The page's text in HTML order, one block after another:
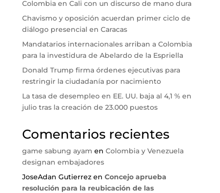
Colombia en Cali con un discurso de mano dura
Chavismo y oposición acuerdan primer ciclo de
diálogo presencial en Caracas
Mandatarios internacionales arriban a Colombia
para la investidura de Abelardo de la Espriella
Donald Trump firma órdenes ejecutivas para
restringir la ciudadanía por nacimiento
La tasa de desempleo en EE. UU. baja al 4,1 % en
julio tras la creación de 23.000 puestos
Comentarios recientes
game sabung ayam en Colombia y Venezuela
designan embajadores
JoseAdan Gutierrezen Concejo aprueba
resolución para la reubicación de las